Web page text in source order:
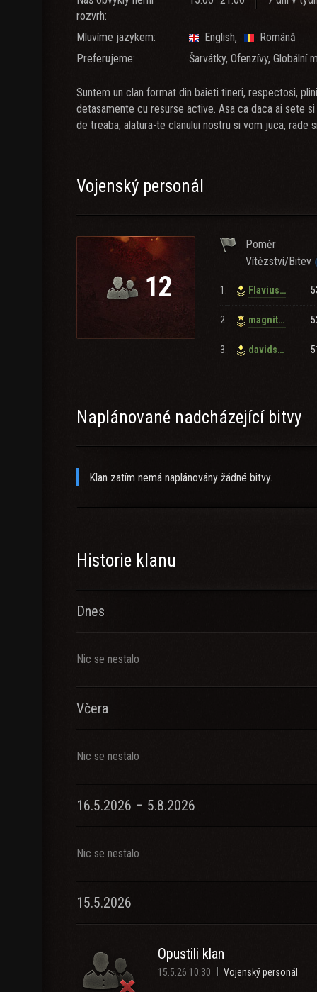
rozvrh:
Mluvíme jazykem: English
Română
Preferujeme:
Šarvátky, Ofenzívy, Globální
Suntem un clan format din baieti tineri, respectosi,
detasamente cu resurse active. Asa ca daca ai sete
de treaba, alatura-te clanului nostru si vom juca, rade
Vojenský personál
12
Poměr
Vítězství/Bitev
1. Flavius_Cristian
2. magnito1
3. davidsniper_destroyer
Naplánované nadcházející bitvy
Klan zatím nemá naplánovány žádné bitvy.
Historie klanu
Dnes
Nic se nestalo
Včera
Nic se nestalo
16.5.2026 – 5.8.2026
Nic se nestalo
15.5.2026
Opustili klan
15.5.26 10:30 Vojenský personál